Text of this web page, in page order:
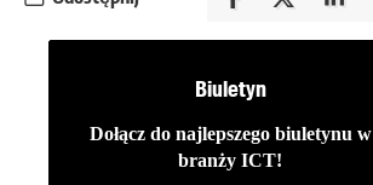
Biuletyn
Dołącz do najlepszego biuletynu w
branży ICT!